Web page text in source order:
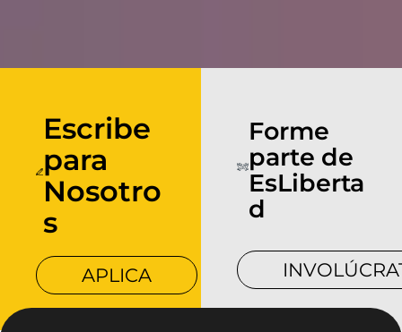
Escribe
para
Nosotro
s
APLICA
Forme
parte de
EsLiberta
d